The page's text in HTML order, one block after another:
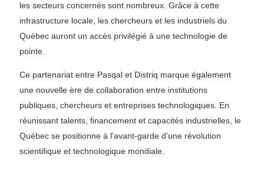
les secteurs concernés sont nombreux. Grâce à cette
infrastructure locale, les chercheurs et les industriels du
Québec auront un accès privilégié à une technologie de
pointe.
Ce partenariat entre Pasqal et Distriq marque également
une nouvelle ère de collaboration entre institutions
publiques, chercheurs et entreprises technologiques. En
réunissant talents, financement et capacités industrielles, le
Québec se positionne à l'avant-garde d'une révolution
scientifique et technologique mondiale.